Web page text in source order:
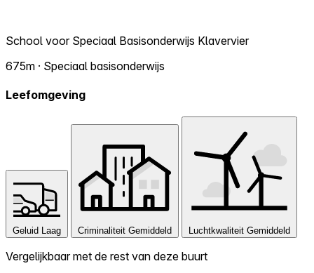
School voor Speciaal Basisonderwijs Klavervier
675m · Speciaal basisonderwijs
Leefomgeving
Geluid Laag Criminaliteit Gemiddeld Luchtkwaliteit Gemiddeld
Vergelijkbaar met de rest van deze buurt